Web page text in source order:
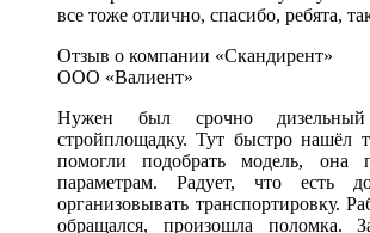
все тоже отлично, спасибо, ребята,
Отзыв о компании «Скандирент»
ООО «Валиент»
Нужен был срочно
стройплощадку. Тут быстро нашёл
помогли подобрать модель, она
параметрам. Радует, что есть
организовывать транспортировку.
обращался, произошла поломка.